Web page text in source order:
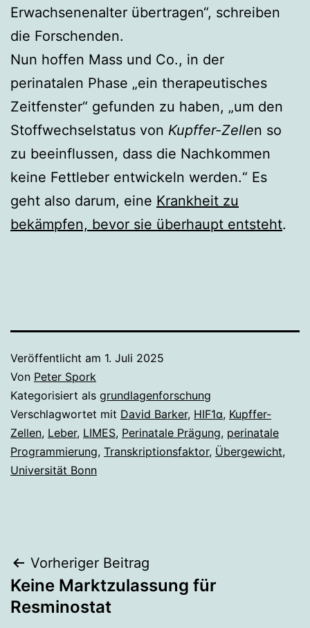
Erwachsenenalter übertragen“, schreiben
die Forschenden.
Nun hoffen Mass und Co., in der
perinatalen Phase „ein therapeutisches
Zeitfenster“ gefunden zu haben, „um den
Stoffwechselstatus von Kupffer-Zellen so
zu beeinflussen, dass die Nachkommen
keine Fettleber entwickeln werden.“ Es
geht also darum, eine Krankheit zu
bekämpfen, bevor sie überhaupt entsteht.
Veröffentlicht am 1. Juli 2025
Von Peter Spork
Kategorisiert als grundlagenforschung
Verschlagwortet mit David Barker, HIF1α, Kupffer-
Zellen, Leber, LIMES, Perinatale Prägung, perinatale
Programmierung, Transkriptionsfaktor, Übergewicht,
Universität Bonn
Beitragsnavigation
Vorheriger Beitrag
Keine Marktzulassung für
Resminostat